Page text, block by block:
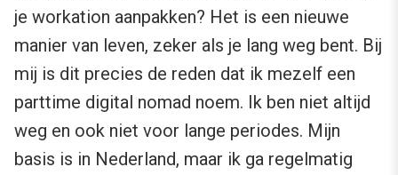
je workation aanpakken? Het is een nieuwe
manier van leven, zeker als je lang weg bent. Bij
mij is dit precies de reden dat ik mezelf een
parttime digital nomad noem. Ik ben niet altijd
weg en ook niet voor lange periodes. Mijn
basis is in Nederland, maar ik ga regelmatig